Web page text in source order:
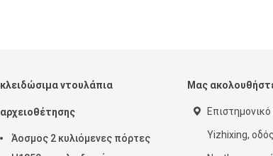
κλειδώσιμα ντουλάπια
αρχειοθέτησης
Άοσμος 2 κυλιόμενες πόρτες
Μας
Yizhixing,